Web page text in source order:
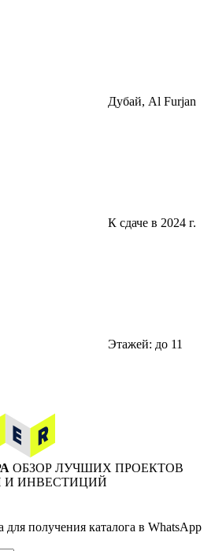
Дубай, Al Furjan
К сдаче в 2024 г.
Этажей: до 11
ОБЗОР ЛУЧШИХ ПРОЕКТОВ
И ИНВЕСТИЦИЙ
получения каталога в WhatsApp